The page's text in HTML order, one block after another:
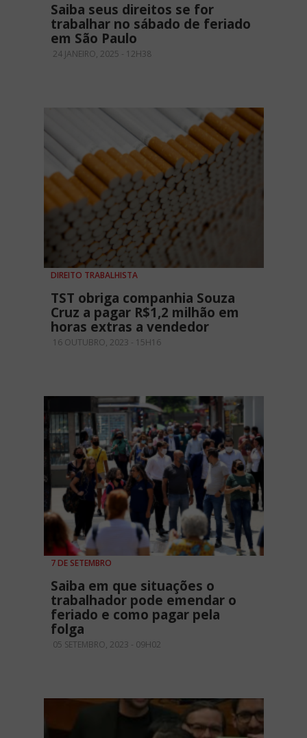
Saiba seus direitos se for
trabalhar no sábado de feriado
em São Paulo
24 JANEIRO, 2025 - 12H38
DIREITO TRABALHISTA
TST obriga companhia Souza
Cruz a pagar R$1,2 milhão em
horas extras a vendedor
16 OUTUBRO, 2023 - 15H16
7 DE SETEMBRO
Saiba em que situações o
trabalhador pode emendar o
feriado e como pagar pela
folga
05 SETEMBRO, 2023 - 09H02